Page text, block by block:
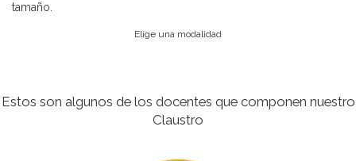
tamaño.
Elige una modalidad
Estos son algunos de los docentes que componen nuestro
Claustro